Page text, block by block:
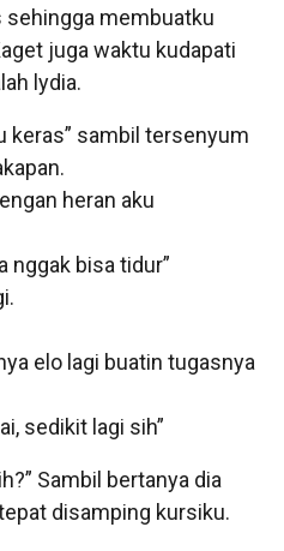
sehingga membuatku
juga waktu kudapati
lydia.
keras” sambil tersenyum
heran aku
nggak bisa tidur”
elo lagi buatin tugasnya
sedikit lagi sih”
Sambil bertanya dia
disamping kursiku.